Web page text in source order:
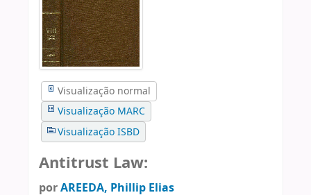
Visualização normal
Visualização MARC
Visualização ISBD
Antitrust Law:
porAREEDA, Phillip Elias